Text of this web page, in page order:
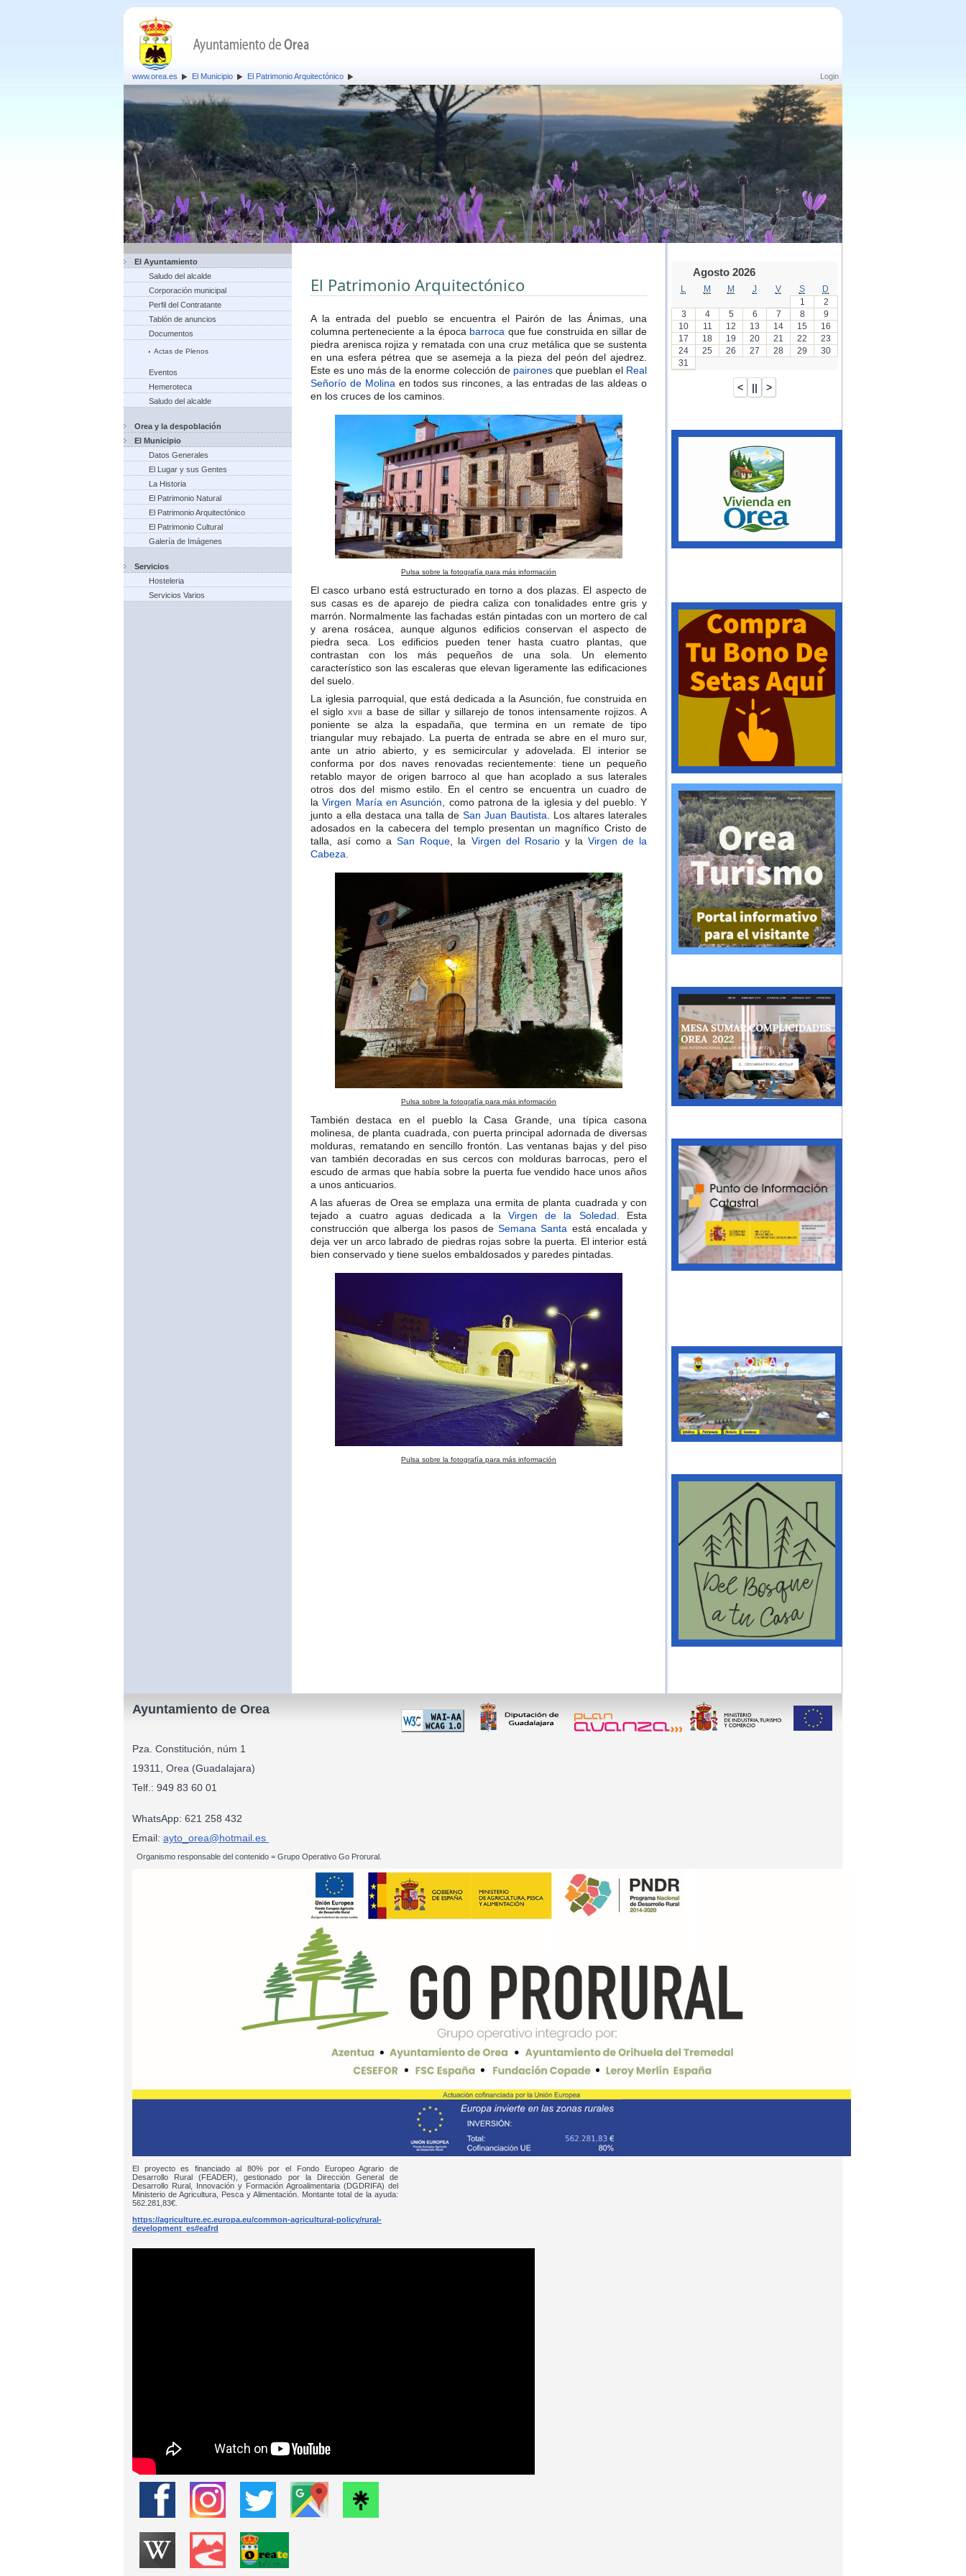
Login
www.orea.es El Municipio El Patrimonio Arquitectónico
El Ayuntamiento
Saludo del alcalde
Corporación municipal
Perfil del Contratante
Tablón de anuncios
Documentos
Actas de Plenos
Eventos
Hemeroteca
Saludo del alcalde
Orea y la despoblación
El Municipio
Datos Generales
El Lugar y sus Gentes
La Historia
El Patrimonio Natural
El Patrimonio Arquitectónico
El Patrimonio Cultural
Galería de Imágenes
Servicios
Hosteleria
Servicios Varios
El Patrimonio Arquitectónico
A la entrada del pueblo se encuentra el Pairón de las Ánimas, una
columna perteneciente a la época barroca que fue construida en sillar de
piedra arenisca rojiza y rematada con una cruz metálica que se sustenta
en una esfera pétrea que se asemeja a la pieza del peón del ajedrez.​
Este es uno más de la enorme colección de paironesque pueblan el Real
Señorío de Molina en todos sus rincones, a las entradas de las aldeas o
en los cruces de los caminos.
Pulsa sobre la fotografía para más información
El casco urbano está estructurado en torno a dos plazas. El aspecto de
sus casas es de aparejo de piedra caliza con tonalidades entre gris y
marrón. Normalmente las fachadas están pintadas con un mortero de cal
y arena rosácea, aunque algunos edificios conservan el aspecto de
piedra seca. Los edificios pueden tener hasta cuatro plantas, que
contrastan con los más pequeños de una sola. Un elemento
característico son las escaleras que elevan ligeramente las edificaciones
del suelo.​
La iglesia parroquial, que está dedicada a la Asunción, fue construida en
el sigloxvii a base de sillar y sillarejo de tonos intensamente rojizos. A
poniente se alza la espadaña, que termina en un remate de tipo
triangular muy rebajado. La puerta de entrada se abre en el muro sur,
ante un atrio abierto, y es semicircular y adovelada. El interior se
conforma por dos naves renovadas recientemente: tiene un pequeño
retablo mayor de origen barroco al que han acoplado a sus laterales
otros dos del mismo estilo. En el centro se encuentra un cuadro de
laVirgen María en Asunción , como patrona de la iglesia y del pueblo. Y
junto a ella destaca una talla de San Juan Bautista . Los altares laterales
adosados en la cabecera del templo presentan un magnífico Cristo de
talla, así como aSan Roque , la Virgen del Rosarioy la Virgen de la
Cabeza
Pulsa sobre la fotografía para más información
También destaca en el pueblo la Casa Grande, una típica casona
molinesa, de planta cuadrada, con puerta principal adornada de diversas
molduras, rematando en sencillo frontón. Las ventanas bajas y del piso
van también decoradas en sus cercos con molduras barrocas, pero el
escudo de armas que había sobre la puerta fue vendido hace unos años
a unos anticuarios.
A las afueras de Orea se emplaza una ermita de planta cuadrada y con
tejado a cuatro aguas dedicada a la Virgen de la Soledad . Esta
construcción que alberga los pasos deSemana Santa está encalada y
deja ver un arco labrado de piedras rojas sobre la puerta. El interior está
bien conservado y tiene suelos embaldosados y paredes pintadas.
Pulsa sobre la fotografía para más información
Agosto 2026
M M J V S
D
1
2
3
4 5 6 7 8
9
10
11 12 13 14 15
16
17
18 19 20 21 22
23
24
25 26 27 28 29
30
31
Ayuntamiento de Orea
Pza. Constitución, núm 1
19311, Orea (Guadalajara)
Telf.: 949 83 60 01
WhatsApp: 621 258 432
Email: ayto_orea@hotmail.es
Organismo responsable del contenido = Grupo Operativo Go Prorural.
El proyecto es financiado al 80% por el Fondo Europeo Agrario de
Desarrollo Rural (FEADER), gestionado por la Dirección General de
Desarrollo Rural, Innovación y Formación Agroalimentaria (DGDRIFA) del
Ministerio de Agricultura, Pesca y Alimentación. Montante total de la ayuda:
562.281,83€.
https://agriculture.ec.europa.eu/common-agricultural-policy/rural-
development_es#eafrd